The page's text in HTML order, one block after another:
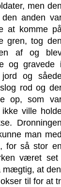
men den
anden
at komme
gren, tog den
af og
og gravede i
og
rod og
op, som
ville
Dronningen
man med
for så stor en
været
mægtig, at
til for at